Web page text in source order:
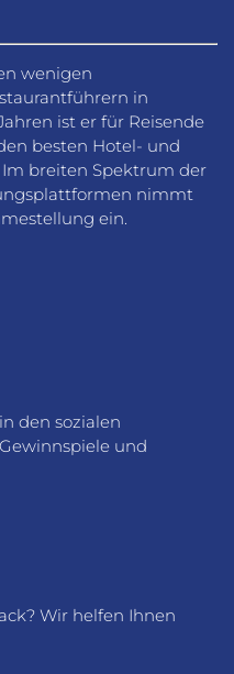
wenigen
in
ist er für Reisende
besten Hotel- und
breiten Spektrum der
nimmt
ein.
den sozialen
und
Wir helfen Ihnen